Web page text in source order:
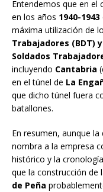
Entendemos que en
en los años 1940-1943
máxima utilización de
Trabajadores (BDT)
Soldados
incluyendo Cantabria
en el túnel de La
que dicho túnel fuera
batallones.
En resumen, aunque
nombra a la empresa
histórico y la
que la construcción de
de Peña